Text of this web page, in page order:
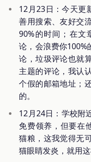
12月23日：今天更
善用搜索、友好交
90%的时间；在文
论，会浪费你100%
论，垃圾评论也就
主题的评论，我认
个假的邮箱地址；
的。
12月24日：学校附
免费领养，但要在
猫粮，这我觉得无
猫眼睛发炎，就用